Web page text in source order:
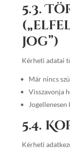
5.3.
jog”)
Kérheti adatai
Már nincs
Visszavonja
5.4.
Kérheti